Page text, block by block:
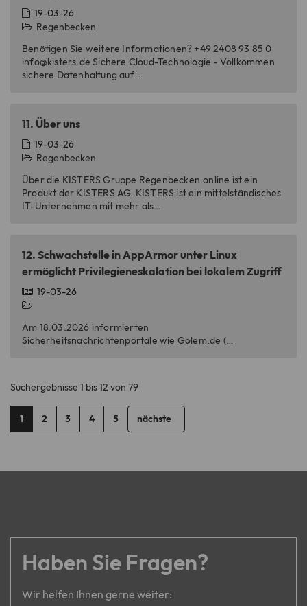
19-03-26
Regenbecken
Benötigen Sie weitere Informationen? +49 2408 93 85 0
info@kisters.de Sichere Cloud-Technologie - Vollkommen
sichere Datenhaltung auf…
11. Über uns
19-03-26
Regenbecken
Über die KISTERS Gruppe Regenbecken.online ist ein
Produkt der KISTERS AG. KISTERS ist ein mittelständisches
IT-Unternehmen mit mehr als…
12. Schwachstelle in AppArmor unter Linux
ermöglicht Privilegieneskalation bei lokalem Zugriff
19-03-26
Am 18.03.2026 informierten
Sicherheitsnachrichtenportale wie Golem.de (…
Suchergebnisse 1 bis 12 von 79
1 2 3 4 5 nächste
Haben Sie Fragen?
Wir helfen Ihnen gerne weiter: